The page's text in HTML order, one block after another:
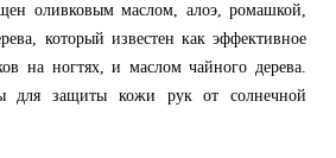
оливковым маслом, алоэ, ромашкой,
который известен как эффективное
на ногтях, и маслом чайного дерева.
для защиты кожи рук от солнечной